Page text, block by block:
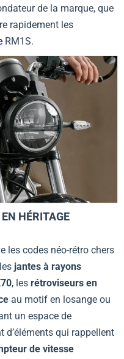
de la marque, que
rapidement les
RM1S.
HÉRITAGE
les codes néo-rétro chers
jantes à rayons
, les rétroviseurs en
au motif en losange ou
un espace de
d’éléments qui rappellent
de vitesse